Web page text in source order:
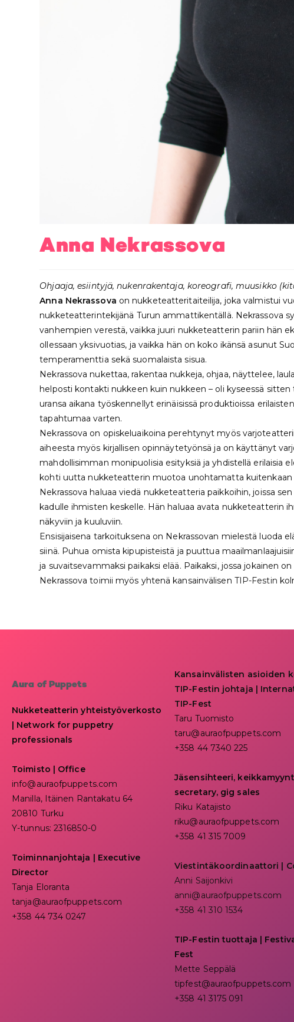
Anna Nekrassova
Ohjaaja, esiintyjä, nukenrakentaja, koreografi, muusikko
Anna Nekrassova on nukketeatteritaiteilija, joka valmistui
nukketeatterintekijänä Turun ammattikentällä. Nekrassova
vanhempien verestä, vaikka juuri nukketeatterin pariin hän
ollessaan yksivuotias, ja vaikka hän on koko ikänsä asunut
temperamenttia sekä suomalaista sisua.
Nekrassova nukettaa, rakentaa nukkeja, ohjaa, näyttelee,
helposti kontakti nukkeen kuin nukkeen – oli kyseessä
uransa aikana työskennellyt erinäisissä produktioissa
tapahtumaa varten.
Nekrassova on opiskeluaikoina perehtynyt myös
aiheesta myös kirjallisen opinnäytetyönsä ja on käyttänyt
mahdollisimman monipuolisia esityksiä ja yhdistellä erilaisia
kohti uutta nukketeatterin muotoa unohtamatta kuitenkaan
Nekrassova haluaa viedä nukketeatteria paikkoihin, joissa
kadulle ihmisten keskelle. Hän haluaa avata nukketeatterin
näkyviin ja kuuluviin.
Ensisijaisena tarkoituksena on Nekrassovan mielestä luoda
siinä. Puhua omista kipupisteistä ja puuttua
ja suvaitsevammaksi paikaksi elää. Paikaksi, jossa jokainen on
Nekrassova toimii myös yhtenä kansainvälisen TIP-Festin
Aura of Puppets
Nukketeatterin yhteistyöverkosto
| Network for puppetry
professionals
Toimisto | Office
info@auraofpuppets.com
Manilla, Itäinen Rantakatu 64
20810 Turku
Y-tunnus: 2316850-0
Toiminnanjohtaja
Executive
Director
Tanja Eloranta
tanja@auraofpuppets.com
+358 44 734 0247
Kansainvälisten asioiden
TIP-Festin johtaja | I
TIP-Fest
Taru Tuomisto
taru@auraofpuppets.com
+358 44 7340 225
Jäsensihteeri,
secretary, gig sales
Riku Katajisto
riku@auraofpuppets.com
+358 41 315 7009
Viestintäkoordinaattori |
Anni Saijonkivi
anni@auraofpuppets.com
+358 41 310 1534
TIP-Festin tuottaja |
Fest
Mette Seppälä
tipfest@auraofpuppets.com
+358 41 3175 091